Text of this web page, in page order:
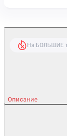
На БОЛЬШИЕ
Описание